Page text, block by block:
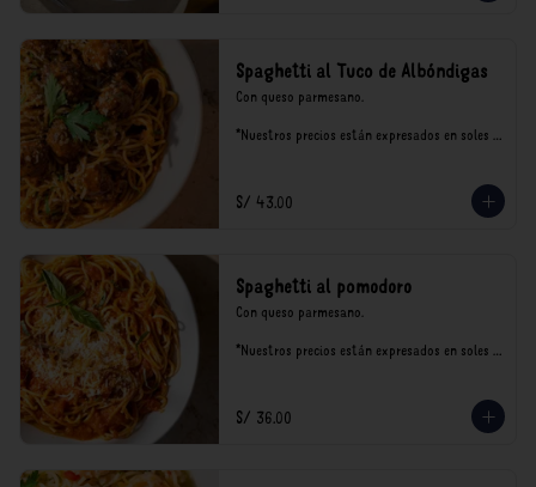
Spaghetti al Tuco de Albóndigas
Con queso parmesano.
*Nuestros precios están expresados en soles e
S/ 43.00
Spaghetti al pomodoro
Con queso parmesano.
*Nuestros precios están expresados en soles e
S/ 36.00